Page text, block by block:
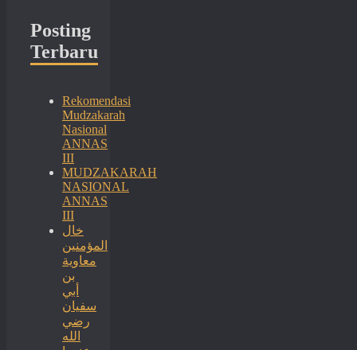
Posting
Terbaru
Rekomendasi
Mudzakarah
Nasional
ANNAS
III
MUDZAKARAH
NASIONAL
ANNAS
III
خال
المؤمنين
معاوية
بن
أبي
سفيان
رضي
الله